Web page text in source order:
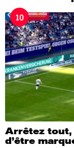
10
Arrêtez tout,
d’être